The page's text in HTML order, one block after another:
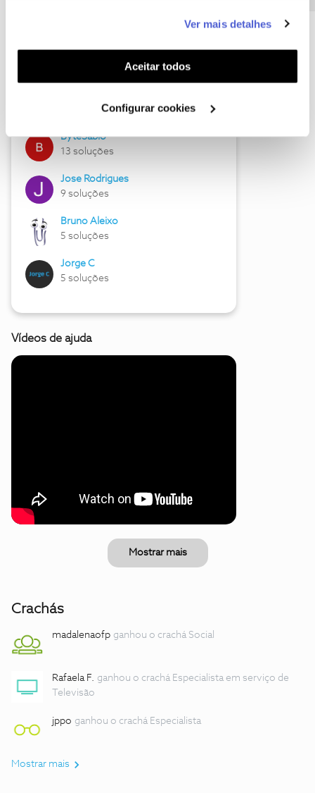
funcionalidades (cookies de personalização e
funcionalidade) e adaptar anúncios aos seus interesses
(cookies de publicidade personalizada). Pode gerir a
utilização dos cookies clicando em "Configurar
Ver mais detalhes
Aceitar todos
Configurar cookies
Hall of Fame de julho
17 soluções
ByteSábio
13 soluções
Jose Rodrigues
9 soluções
Bruno Aleixo
5 soluções
Jorge C
5 soluções
Vídeos de ajuda
Mostrar mais
Crachás
madalenaofp ganhou o crachá Social
Rafaela F. ganhou o crachá Especialista em serviço de
Televisão
jppo ganhou o crachá Especialista
Mostrar mais